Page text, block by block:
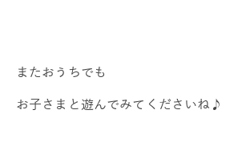
またおうちでも
お子さまと遊んでみてくださいね♪